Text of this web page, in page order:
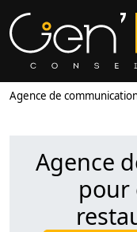
Agence de
Agence
pour